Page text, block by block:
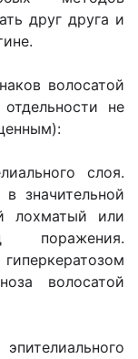
друг друга и
волосатой
не
слоя.
значительной
лохматый или
поражения.
волосатой